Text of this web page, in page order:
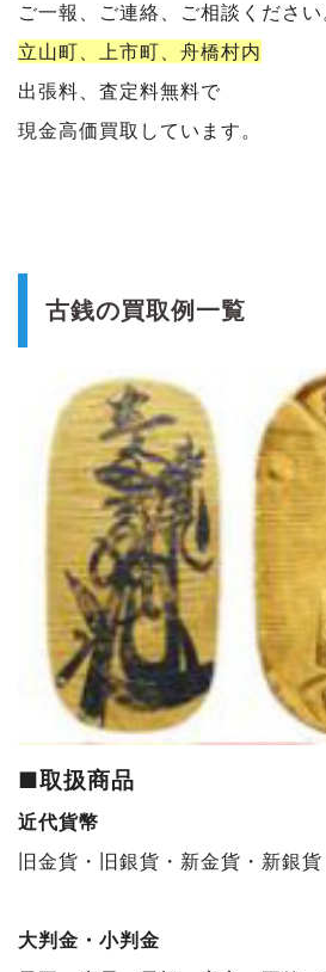
ご一報、ご連絡、ご相談ください
立山町、上市町、舟橋村内
出張料、査定料無料で
現金高価買取しています。
古銭の買取例一覧
■取扱商品
近代貨幣
旧金貨・旧銀貨・新金貨・新銀
大判金・小判金